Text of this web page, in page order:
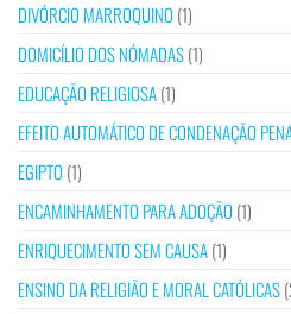
DIVÓRCIO MARROQUINO (1)
DOMICÍLIO DOS NÓMADAS(1)
EDUCAÇÃO RELIGIOSA(1)
EFEITO AUTOMÁTICO DE CONDENAÇÃO
EGIPTO (1)
ENCAMINHAMENTO PARA ADOÇÃO (1)
ENRIQUECIMENTO SEM CAUSA(1)
ENSINO DA RELIGIÃO E MORAL CATÓLICAS